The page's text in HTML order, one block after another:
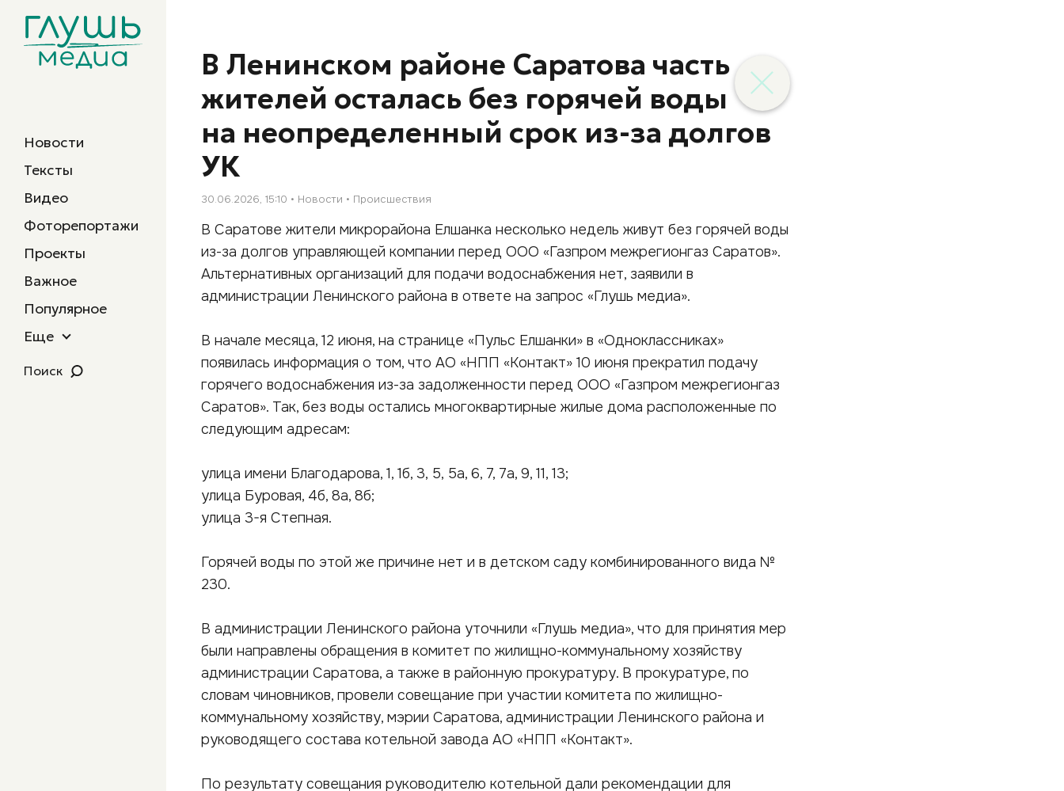
Новости
Тексты
Видео
Фоторепортажи
Проекты
Важное
Популярное
Еще
Поиск
В Ленинском районе Саратова часть
жителей осталась без горячей воды
на неопределенный срок из-за долгов
УК
30.06.2026, 15:10 Новости Происшествия
В Саратове жители микрорайона Елшанка несколько недель живут без горячей воды
из-за долгов управляющей компании перед ООО «Газпром межрегионгаз Саратов».
Альтернативных организаций для подачи водоснабжения нет, заявили в
администрации Ленинского района в ответе на запрос «Глушь медиа».
В начале месяца, 12 июня, на странице «Пульс Елшанки» в «Одноклассниках»
появилась информация о том, что АО «НПП «Контакт» 10 июня прекратил подачу
горячего водоснабжения из-за задолженности перед ООО «Газпром межрегионгаз
Саратов». Так, без воды остались многоквартирные жилые дома расположенные по
следующим адресам:
улица имени Благодарова, 1, 1б, 3, 5, 5а, 6, 7, 7а, 9, 11, 13;
улица Буровая, 4б, 8а, 8б;
улица 3-я Степная.
Горячей воды по этой же причине нет и в детском саду комбинированного вида №
230.
В администрации Ленинского района уточнили «Глушь медиа», что для принятия мер
были направлены обращения в комитет по жилищно-коммунальному хозяйству
администрации Саратова, а также в районную прокуратуру. В прокуратуре, по
словам чиновников, провели совещание при участии комитета по жилищно-
коммунальному хозяйству, мэрии Саратова, администрации Ленинского района и
руководящего состава котельной завода АО «НПП «Контакт».
По результату совещания руководителю котельной дали рекомендации для